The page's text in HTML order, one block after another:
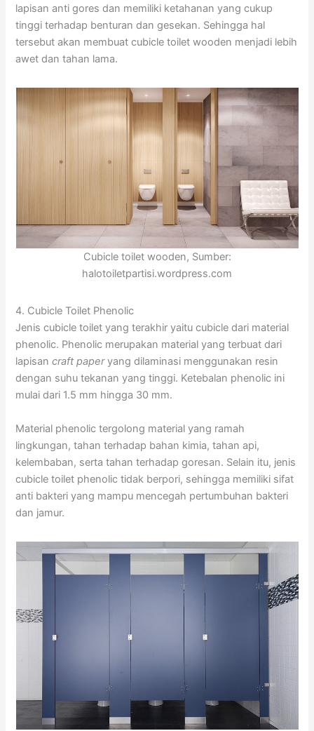
lapisan anti gores dan memiliki ketahanan yang cukup
tinggi terhadap benturan dan gesekan. Sehingga hal
tersebut akan membuat cubicle toilet wooden menjadi lebih
awet dan tahan lama.
Cubicle toilet wooden, Sumber:
halotoiletpartisi.wordpress.com
4. Cubicle Toilet Phenolic
Jenis cubicle toilet yang terakhir yaitu cubicle dari material
phenolic. Phenolic merupakan material yang terbuat dari
lapisancraft paperyang dilaminasi menggunakan resin
dengan suhu tekanan yang tinggi. Ketebalan phenolic ini
mulai dari 1.5 mm hingga 30 mm.
Material phenolic tergolong material yang ramah
lingkungan, tahan terhadap bahan kimia, tahan api,
kelembaban, serta tahan terhadap goresan. Selain itu, jenis
cubicle toilet phenolic tidak berpori, sehingga memiliki sifat
anti bakteri yang mampu mencegah pertumbuhan bakteri
dan jamur.